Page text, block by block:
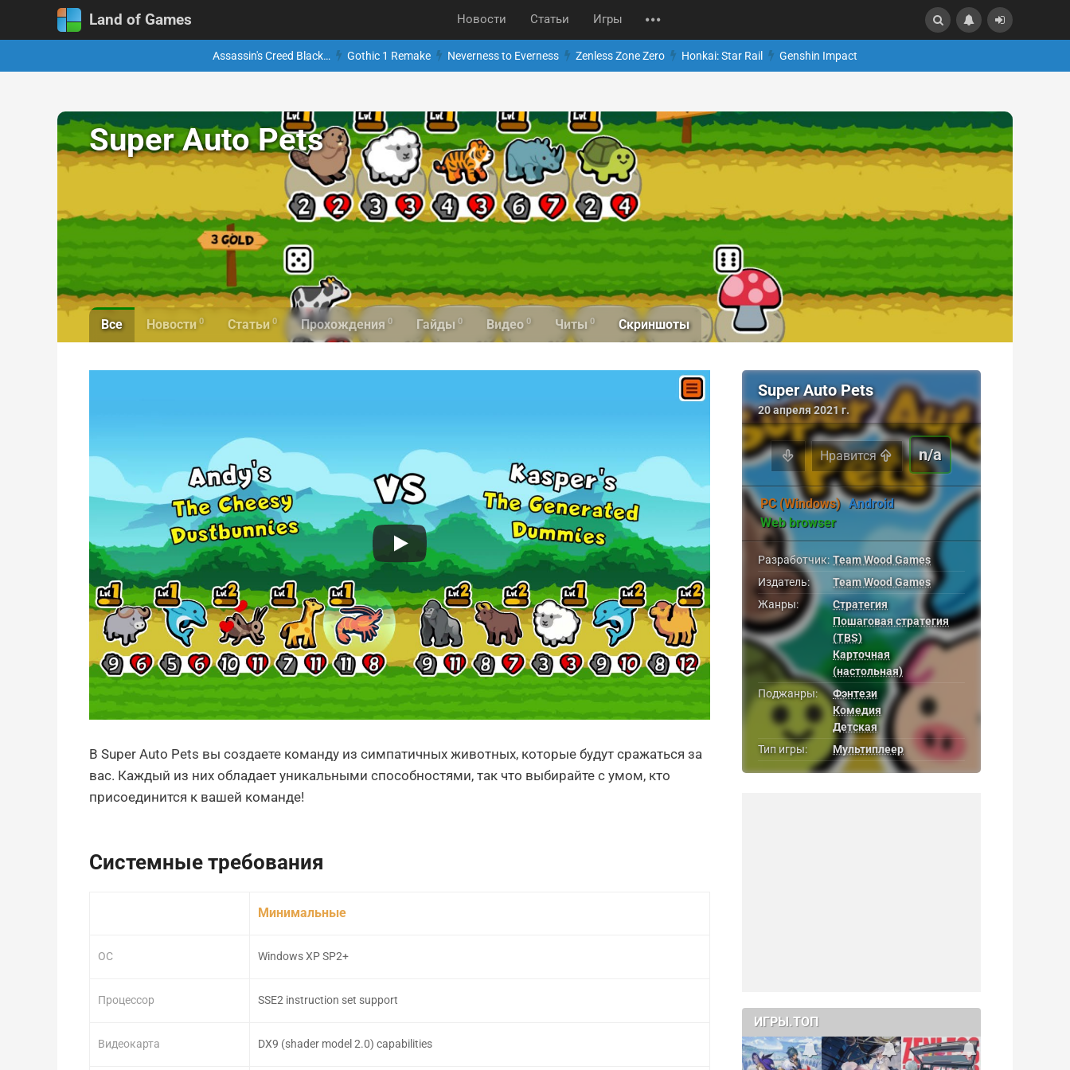
Land of Games Новости Статьи Игры
Assassin's Creed Black… Gothic 1 Remake Neverness to Everness Zenless Zone Zero Honkai: Star Rail Genshin Impact
Super Auto Pets
Все Новости 0 Статьи 0 Прохождения 0 Гайды 0 Видео 0 Читы 0 Скриншоты
В Super Auto Pets вы создаете команду из симпатичных животных, которые будут сражаться за
вас. Каждый из них обладает уникальными способностями, так что выбирайте с умом, кто
присоединится к вашей команде!
Системные требования
ОС
Процессор
Видеокарта
Минимальные
Windows XP SP2+
SSE2 instruction set support
DX9 (shader model 2.0) capabilities
Super Auto Pets
20 апреля 2021 г.
Нравится n/a
PC (Windows) Android
Web browser
Разработчик: Team Wood Games
Издатель:
Team Wood Games
Жанры:
Стратегия
Пошаговая стратегия
(TBS)
Карточная
(настольная)
Поджанры:
Фэнтези
Комедия
Детская
Тип игры:
Мультиплеер
ИГРЫ.ТОП